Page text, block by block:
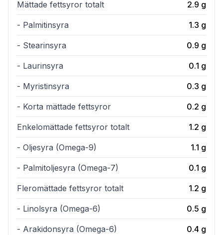
Mättade fettsyror totalt 2.9 g
- Palmitinsyra 1.3 g
- Stearinsyra 0.9 g
- Laurinsyra 0.1 g
- Myristinsyra 0.3 g
- Korta mättade fettsyror 0.2 g
Enkelomättade fettsyror totalt 1.2 g
- Oljesyra (Omega-9) 1.1 g
- Palmitoljesyra (Omega-7) 0.1 g
Fleromättade fettsyror totalt 1.2 g
- Linolsyra (Omega-6) 0.5 g
- Arakidonsyra (Omega-6) 0.4 g